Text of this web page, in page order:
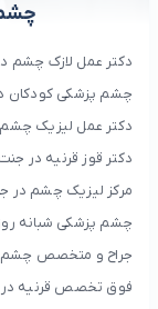
چشم
دکتر عمل لازک چشم
چشم پزشکی کودکان
دکتر عمل لیزیک چشم
دکتر قوز قرنیه در جنت
مرکز لیزیک چشم در
چشم پزشکی شبانه
جراح و متخصص چشم
فوق تخصص قرنیه در